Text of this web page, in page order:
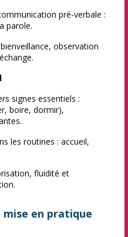
pré-verbale :
parole.
observation
signes essentiels :
boire, dormir),
les routines : accueil,
fluidité et
en pratique